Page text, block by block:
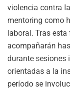
violencia contra
mentoring como
laboral. Tras
acompañarán
durante sesiones
orientadas a la
período se